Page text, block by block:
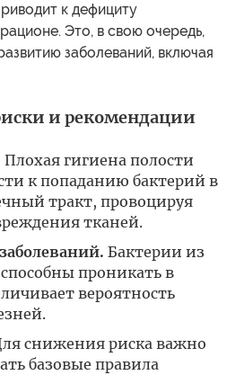
к дефициту
Это, в свою очередь,
заболеваний, включая
и рекомендации
Плохая гигиена полости
к попаданию бактерий в
тракт, провоцируя
тканей.
Бактерии из
проникать в
вероятность
снижения риска важно
базовые правила